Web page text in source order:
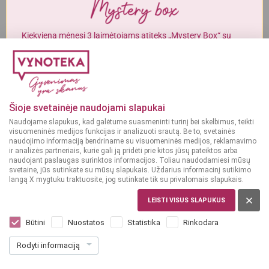
Šioje svetainėje naudojami slapukai
Naudojame slapukus, kad galėtume suasmeninti turinį bei skelbimus, teikti
visuomeninės medijos funkcijas ir analizuoti srautą. Be to, svetainės
naudojimo informaciją bendriname su visuomeninės medijos, reklamavimo
ir analizės partneriais, kurie gali ją pridėti prie kitos jūsų pateiktos arba
naudojant paslaugas surinktos informacijos. Toliau naudodamiesi mūsų
svetaine, jūs sutinkate su mūsų slapukais. Uždarius informacinį sutikimo
langą X mygtuku traktuosite, jog sutinkate tik su privalomais slapukais.
LEISTI VISUS SLAPUKUS
Būtini Nuostatos Statistika Rinkodara
Rodyti informaciją
Alkoholinius gėrimus gali įsigyti tik asmenys, kuriems yra
kaip 20 metų
Brendis
PRANCŪZIJA 36%
J.P.Chenet VS 0,5 L
Dar nėra balsų, galite įvertinti
15 €
31.98 € / L
Į KREPŠELĮ
Brendis
PRANCŪZIJA 36%
J.P.Chenet VS 0,7 L
Dar nėra balsų, galite įvertinti
1999€
28.56 € / L
Kiekvieną mėnesį 3 laimėtojams atiteks „Mystery Box“ su
gurmaniškais „Vynoteka“ produktais.